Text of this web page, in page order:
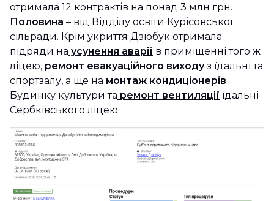
отримала 12 контрактів на понад 3 млн грн.
Половина – від Відділу освіти Курісовської
сільради. Крім укриття Дзюбук отримала
підряди на усунення аварії в приміщенні того ж
ліцею, ремонт евакуаційного виходуз їдальні та
спортзалу, а ще на монтаж кондиціонерів
Будинку культури та ремонт вентиляції їдальні
Сербківського ліцею.